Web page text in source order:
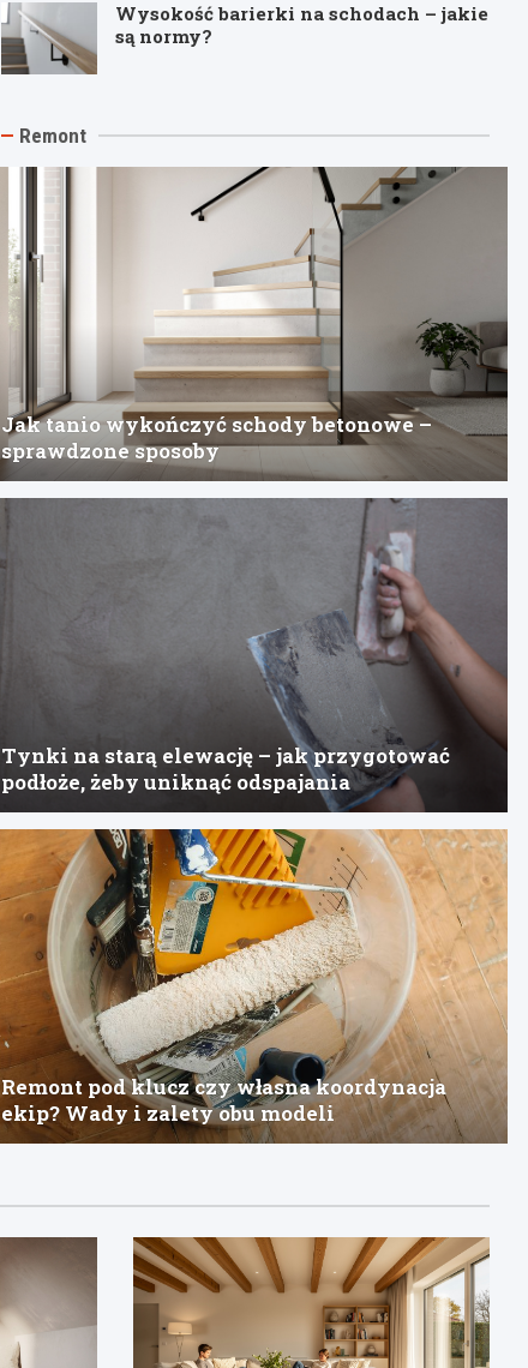
Wysokość barierki na schodach – jakie
są normy?
Remont
Jak tanio wykończyć schody betonowe –
sprawdzone sposoby
Tynki na starą elewację – jak przygotować
podłoże, żeby uniknąć odspajania
Remont pod klucz czy własna koordynacja
ekip? Wady i zalety obu modeli